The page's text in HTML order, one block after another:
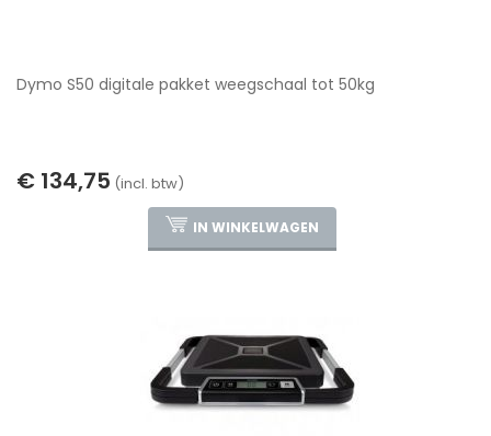
Dymo S50 digitale pakket weegschaal tot 50kg
€ 134,75 (incl. btw)
IN WINKELWAGEN